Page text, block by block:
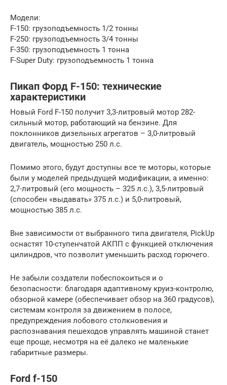
Модели:
F-150: грузоподъемность 1/2 тонны
F-250: грузоподъемность 3/4 тонны
F-350: грузоподъемность 1 тонна
F-Super Duty: грузоподъемность 1 тонна
Пикап Форд F-150: технические
характеристики
Новый Ford F-150 получит 3,3-литровый мотор 282-
сильный мотор, работающий на бензине. Для
поклонников дизельных агрегатов – 3,0-литровый
двигатель, мощностью 250 л.с.
Помимо этого, будут доступны все те моторы, которые
были у моделей предыдущей модификации, а именно:
2,7-литровый (его мощность – 325 л.с.), 3,5-литровый
(способен «выдавать» 375 л.с.) и 5,0-литровый,
мощностью 385 л.с.
Вне зависимости от выбранного типа двигателя, PickUp
оснастят 10-ступенчатой АКПП с функцией отключения
цилиндров, что позволит уменьшить расход горючего.
Не забыли создатели побеспокоиться и о
безопасности: благодаря адаптивному круиз-контролю,
обзорной камере (обеспечивает обзор на 360 градусов),
системам контроля за движением в полосе,
предупреждения лобового столкновения и
распознавания пешеходов управлять машиной станет
еще проще, несмотря на её далеко не маленькие
габаритные размеры.
Ford f-150